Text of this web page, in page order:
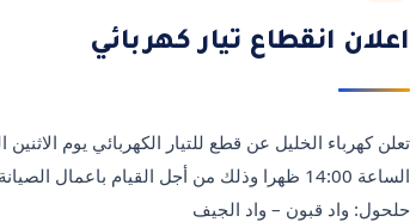
اعلان انقطاع تيار كهربائي
الساعة 14:00 ظهرا وذلك من أجل القيام
حلحول: واد قبون – واد الجيف